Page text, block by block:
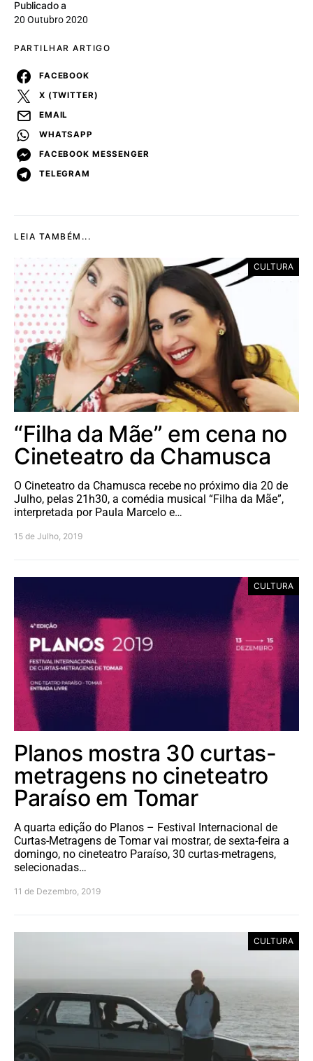
Publicado a
20 Outubro 2020
PARTILHAR ARTIGO
FACEBOOK
X (TWITTER)
EMAIL
WHATSAPP
FACEBOOK MESSENGER
TELEGRAM
LEIA TAMBÉM...
CULTURA
“Filha da Mãe” em cena no
Cineteatro da Chamusca
O Cineteatro da Chamusca recebe no próximo dia 20 de
Julho, pelas 21h30, a comédia musical “Filha da Mãe”,
interpretada por Paula Marcelo e…
15 de Julho, 2019
CULTURA
Planos mostra 30 curtas-
metragens no cineteatro
Paraíso em Tomar
A quarta edição do Planos – Festival Internacional de
Curtas-Metragens de Tomar vai mostrar, de sexta-feira a
domingo, no cineteatro Paraíso, 30 curtas-metragens,
selecionadas…
11 de Dezembro, 2019
CULTURA